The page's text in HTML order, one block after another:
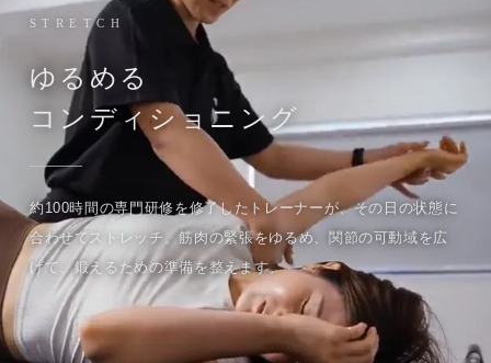
STRETCH
ゆるめる
コンディショニング
約100時間の専門研修を修了したトレーナーが、その日の状態に
合わせてストレッチ。筋肉の緊張をゆるめ、関節の可動域を広
げて、鍛えるための準備を整えます。